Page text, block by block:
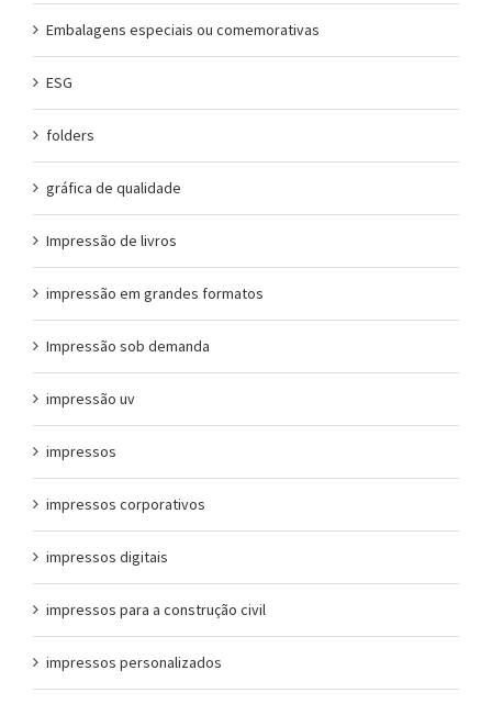
Embalagens especiais ou comemorativas
ESG
folders
gráfica de qualidade
Impressão de livros
impressão em grandes formatos
Impressão sob demanda
impressão uv
impressos
impressos corporativos
impressos digitais
impressos para a construção civil
impressos personalizados